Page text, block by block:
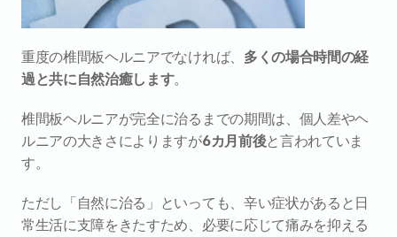
重度の椎間板ヘルニアでなければ、 多くの場合時間の経
過と共に自然治癒します。
椎間板ヘルニアが完全に治るまでの期間は、個人差やヘ
ルニアの大きさによりますが6カ月前後と言われていま
す。
ただし「自然に治る」といっても、辛い症状があると日
常生活に支障をきたすため、必要に応じて痛みを抑える